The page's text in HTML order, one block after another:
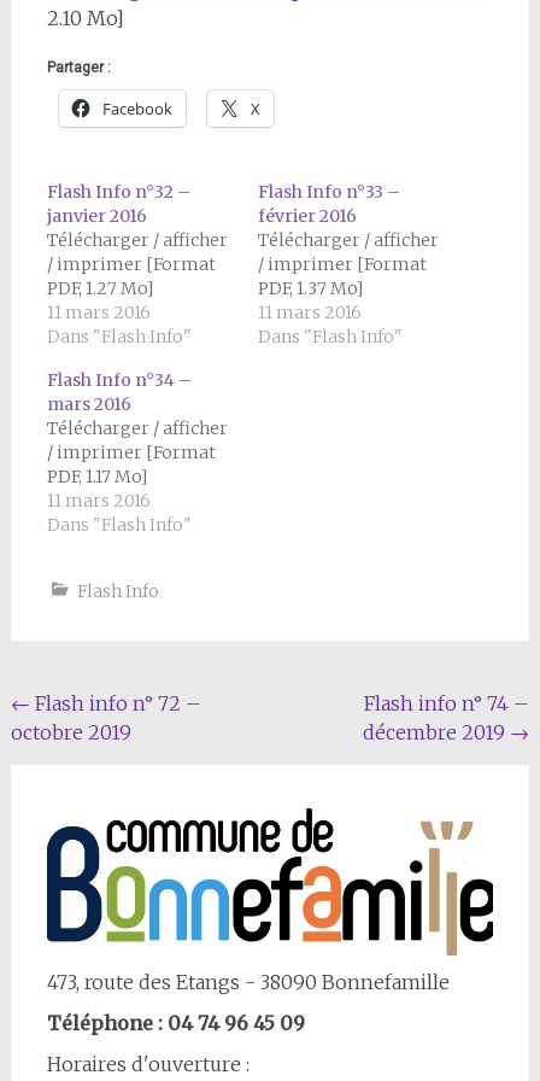
2.10 Mo]
Partager :
Facebook X
Flash Info n°32 –
janvier 2016
Télécharger / afficher
/ imprimer [Format
PDF, 1.27 Mo]
11 mars 2016
Dans "Flash Info"
Flash Info n°33 –
février 2016
Télécharger / afficher
/ imprimer [Format
PDF, 1.37 Mo]
11 mars 2016
Dans "Flash Info"
Flash Info n°34 –
mars 2016
Télécharger / afficher
/ imprimer [Format
PDF, 1.17 Mo]
11 mars 2016
Dans "Flash Info"
Flash Info
Navigation
Article
← Flash info n° 72 –
octobre 2019
Flash info n° 74 –
décembre 2019 →
473, route des Etangs - 38090 Bonnefamille
Téléphone : 04 74 96 45 09
Horaires d'ouverture :